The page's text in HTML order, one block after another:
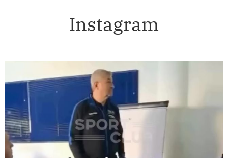
Instagram